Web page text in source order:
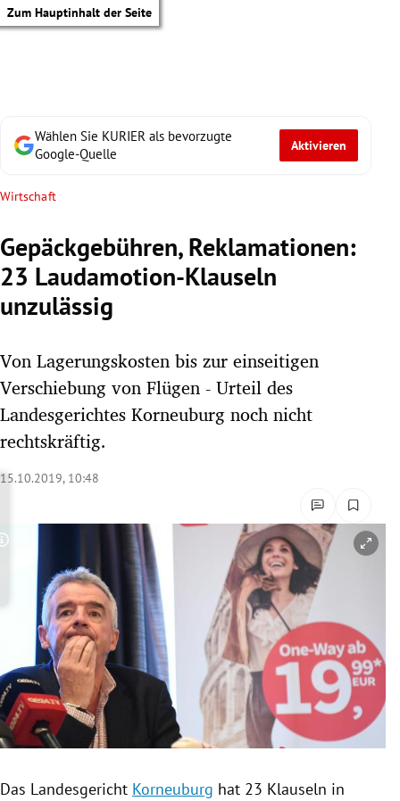
Zum Hauptinhalt der Seite
Untermenü
Untermenü
Untermenü
Untermenü
Untermenü
Untermenü
Untermenü
Wählen Sie KURIER als bevorzugte
Google-Quelle
Aktivieren
Wirtschaft
Gepäckgebühren, Reklamationen:
23 Laudamotion-Klauseln
unzulässig
Von Lagerungskosten bis zur einseitigen
Verschiebung von Flügen - Urteil des
Landesgerichtes Korneuburg noch nicht
rechtskräftig.
15.10.2019, 10:48
Copyright-Hinweis öffnen/schließen
Das Landesgericht Korneuburg hat 23 Klauseln in